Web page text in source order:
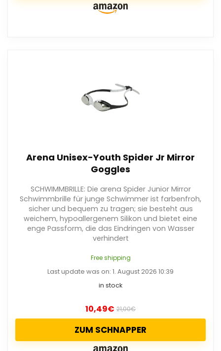
Arena Unisex-Youth Spider Jr Mirror
Goggles
SCHWIMMBRILLE: Die arena Spider Junior Mirror
Schwimmbrille für junge Schwimmer ist farbenfroh,
sicher und bequem zu tragen; sie besteht aus
weichem, hypoallergenem Silikon und bietet eine
enge Passform, die das Eindringen von Wasser
verhindert
Free shipping
Last update was on: 1. August 2026 10:39
in stock
10,49€ 21,00€
ZUM SCHNAPPER